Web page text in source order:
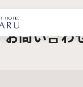
お問い合わ